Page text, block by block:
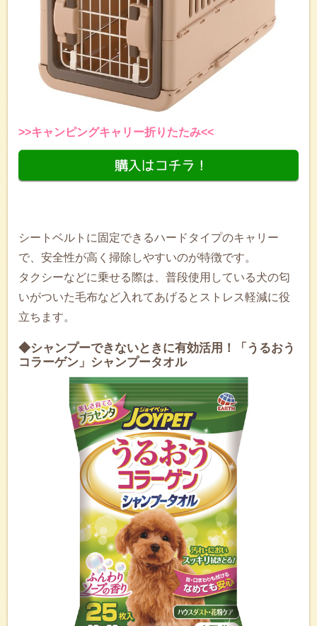
>>キャンピングキャリー折りたたみ<<
シートベルトに固定できるハードタイプのキャリー
で、安全性が高く掃除しやすいのが特徴です。
タクシーなどに乗せる際は、普段使用している犬の匂
いがついた毛布など入れてあげるとストレス軽減に役
立ちます。
◆シャンプーできないときに有効活用！「うるおう
コラーゲン」シャンプータオル